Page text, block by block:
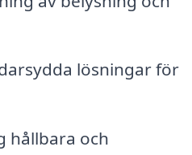
lösningar för
hållbara och